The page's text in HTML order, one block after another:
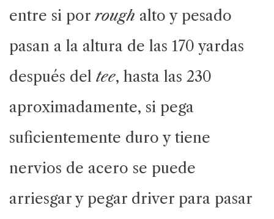
entre si por rough alto y pesado
pasan a la altura de las 170 yardas
después del tee, hasta las 230
aproximadamente, si pega
suficientemente duro y tiene
nervios de acero se puede
arriesgar y pegar driver para pasar